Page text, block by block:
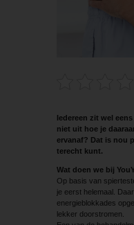
Iedereen zit wel
niet uit hoe je
ervanaf? Dat is nou
terecht kunt.
Wat doen we bij
Op basis van
je eerst helemaal.
energieblokkades
lekker doorstromen.